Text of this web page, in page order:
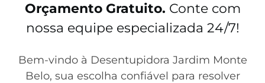
Orçamento Gratuito. Conte com
nossa equipe especializada 24/7!
Bem-vindo à Desentupidora Jardim Monte
Belo, sua escolha confiável para resolver